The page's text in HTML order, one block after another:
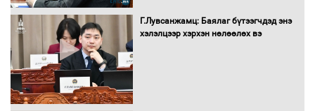
шилжиж, найр наадам, зөвлөгөөн,
гадаад томилолтыг хориглолоо
Г.Лувсанжамц: Баялаг бүтээгчдэд энэ
хэлэлцээр хэрхэн нөлөөлөх вэ